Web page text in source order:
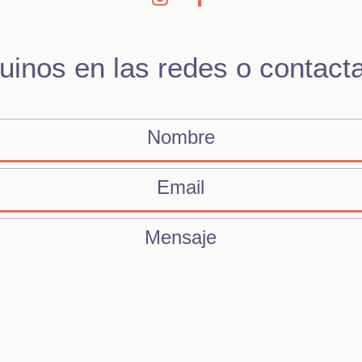
en las redes o